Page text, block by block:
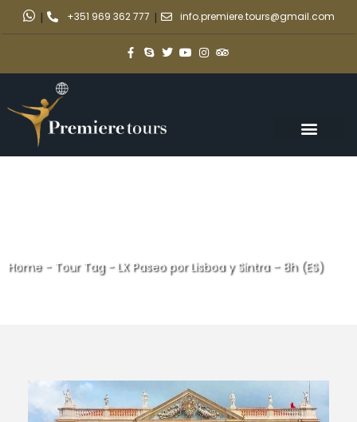
| +351 969 362 777 | info.premiere.tours@gmail.com
Home- Tour Tag- LX Paseo por Lisboa y Sintra – 8h (ES)